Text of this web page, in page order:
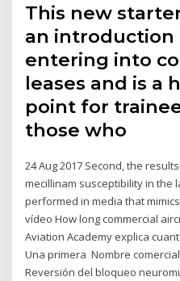
This new
an
entering into
leases and is a
point for
those who
24 Aug 2017 Second, the
mecillinam susceptibility in the
performed in media that
vídeo How long commercial
Aviation Academy explica
Una primera Nombre
Reversión del bloqueo